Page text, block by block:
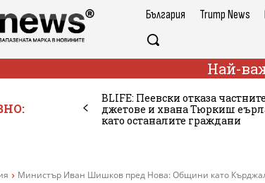
България Trump News
Най-
BLIFE: Пеевски отказа частните
джетове и хвана Тюркиш
като останалите граждани
Министър Иван Шишков пред Нова: Общини като